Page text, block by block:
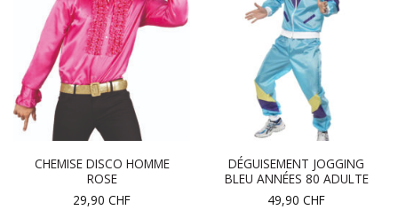
CHEMISE DISCO HOMME
ROSE
29,90 CHF
DÉGUISEMENT JOGGING
BLEU ANNÉES 80 ADULTE
49,90 CHF